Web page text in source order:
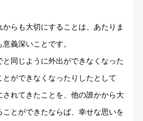
らも大切にすることは、あたりま
義深いことです。
同じように外出ができなくなった
とができなくなったりしたとして
されてきたことを、他の誰かから大
とができたならば、幸せな思いを